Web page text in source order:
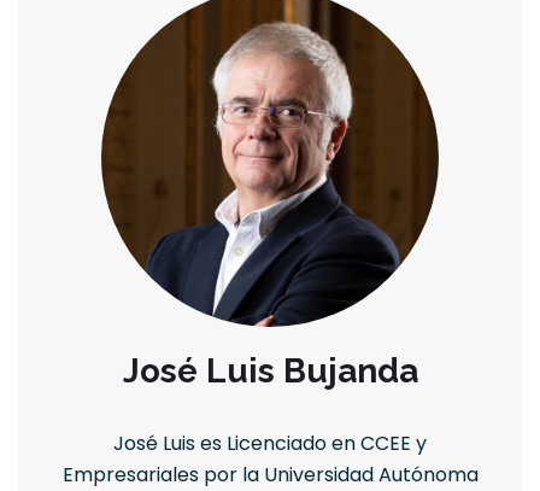
José Luis Bujanda
José Luis es Licenciado en CCEE y
Empresariales por la Universidad Autónoma